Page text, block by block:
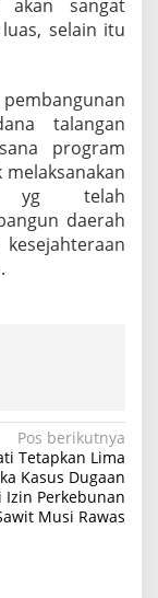
sangat
selain itu
talangan
program
yg telah
daerah
Pos berikutnya
Tetapkan Lima
Kasus Dugaan
Izin Perkebunan
Musi Rawas